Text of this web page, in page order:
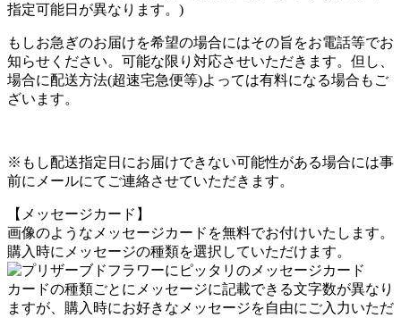
指定可能日が異なります。)
もしお急ぎのお届けを希望の場合にはその旨をお電話等でお
知らせください。可能な限り対応させいただきます。但し、
場合に配送方法(超速宅急便等)よっては有料になる場合もご
ざいます。
※もし配送指定日にお届けできない可能性がある場合には事
前にメールにてご連絡させていただきます。
【メッセージカード】
画像のようなメッセージカードを無料でお付けいたします。
購入時にメッセージの種類を選択していただけます。
カードの種類ごとにメッセージに記載できる文字数が異なり
ますが、購入時にお好きなメッセージを自由にご入力いただ